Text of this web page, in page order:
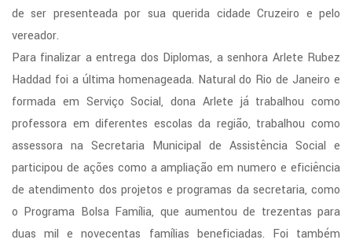
de ser presenteada por sua querida cidade Cruzeiro e pelo
vereador.
Para finalizar a entrega dos Diplomas, a senhora Arlete Rubez
Haddad foi a última homenageada. Natural do Rio de Janeiro e
formada em Serviço Social, dona Arlete já trabalhou como
professora em diferentes escolas da região, trabalhou como
assessora na Secretaria Municipal de Assistência Social e
participou de ações como a ampliação em numero e eficiência
de atendimento dos projetos e programas da secretaria, como
o Programa Bolsa Família, que aumentou de trezentas para
duas mil e novecentas famílias beneficiadas. Foi também